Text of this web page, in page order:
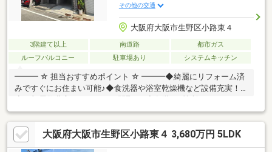
その他の交通
大阪府大阪市生野区小路東４
3階建て以上 南道路
都市ガス
ルーフバルコニー
駐車場あり システムキッチン
━━━ ☆ 担当おすすめポイント ☆ ━━━◆綺麗にリフォーム済
みですぐにお住まい可能♪◆食洗器や浴室乾燥機など設備充実！
完備しております！◆趣味等の空間にピッタリなルーフバルコニ
ー♪◆お車１台駐車可能なカースペースあり！◆耐久性に優れた
安心の鉄骨造♪━━━☆令和８年７月リフォーム完成☆━━━■ガ
ラストップコンロ新調 ■洗濯パン新調■全室クロス貼替 ■外壁
大阪府大阪市生野区小路東４ 3,680万円 5LDK